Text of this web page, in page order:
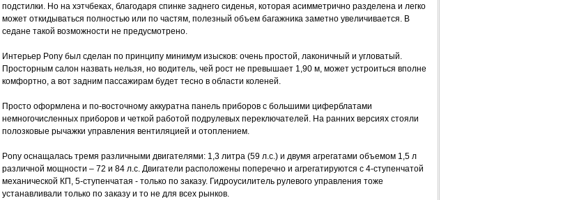
подстилки. Но на хэтчбеках, благодаря спинке заднего сиденья, которая асимметрично разделена и легко
может откидываться полностью или по частям, полезный объем багажника заметно увеличивается. В
седане такой возможности не предусмотрено.
Интерьер Pony был сделан по принципу минимум изысков: очень простой, лаконичный и угловатый.
Просторным салон назвать нельзя, но водитель, чей рост не превышает 1,90 м, может устроиться вполне
комфортно, а вот задним пассажирам будет тесно в области коленей.
Просто оформлена и по-восточному аккуратна панель приборов с большими циферблатами
немногочисленных приборов и четкой работой подрулевых переключателей. На ранних версиях стояли
полозковые рычажки управления вентиляцией и отоплением.
Pony оснащалась тремя различными двигателями: 1,3 литра (59 л.с.) и двумя агрегатами объемом 1,5 л
различной мощности – 72 и 84 л.с. Двигатели расположены поперечно и агрегатируются с 4-ступенчатой
механической КП, 5-ступенчатая - только по заказу. Гидроусилитель рулевого управления тоже
устанавливали только по заказу и то не для всех рынков.